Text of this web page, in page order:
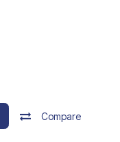
Compare